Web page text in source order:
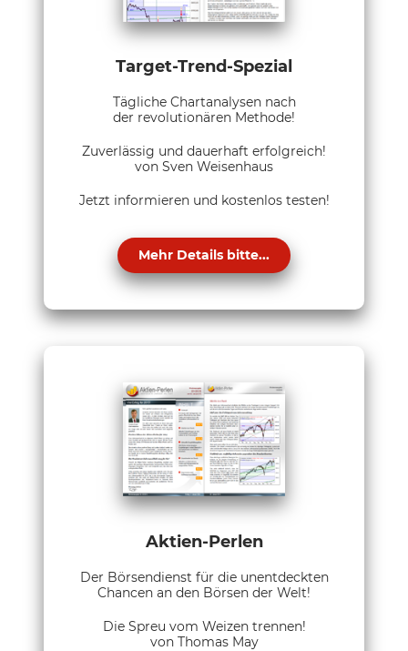
Target-Trend-Spezial
Tägliche Chartanalysen nach
der revolutionären Methode!
Zuverlässig und dauerhaft erfolgreich!
von Sven Weisenhaus
Jetzt informieren und kostenlos testen!
Mehr Details bitte...
Aktien-Perlen
Der Börsendienst für die unentdeckten
Chancen an den Börsen der Welt!
Die Spreu vom Weizen trennen!
von Thomas May